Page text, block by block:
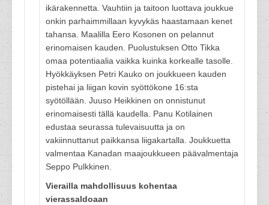
ikärakennetta. Vauhtiin ja taitoon luottava joukkue
onkin parhaimmillaan kyvykäs haastamaan kenet
tahansa. Maalilla Eero Kosonen on pelannut
erinomaisen kauden. Puolustuksen Otto Tikka
omaa potentiaalia vaikka kuinka korkealle tasolle.
Hyökkäyksen Petri Kauko on joukkueen kauden
pistehai ja liigan kovin syöttökone 16:sta
syötöllään. Juuso Heikkinen on onnistunut
erinomaisesti tällä kaudella. Panu Kotilainen
edustaa seurassa tulevaisuutta ja on
vakiinnuttanut paikkansa liigakartalla. Joukkuetta
valmentaa Kanadan maajoukkueen päävalmentaja
Seppo Pulkkinen.
Vierailla mahdollisuus kohentaa
vierassaldoaan